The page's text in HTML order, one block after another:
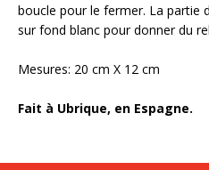
boucle pour le fermer. La partie
sur fond blanc pour donner du
Mesures: 20 cm X 12 cm
Fait à Ubrique, en Espagne.